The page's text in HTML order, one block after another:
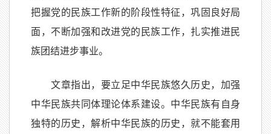
把握党的民族工作新的阶段性特征，巩固良好局
面，不断加强和改进党的民族工作，扎实推进民
族团结进步事业。
文章指出，要立足中华民族悠久历史，加强
中华民族共同体理论体系建设。中华民族有自身
独特的历史，解析中华民族的历史，就不能套用